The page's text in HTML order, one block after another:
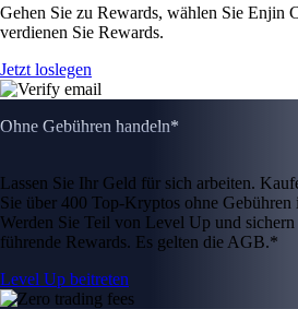
Gehen Sie zu Rewards, wählen Sie Enjin
verdienen Sie Rewards.
Jetzt loslegen
Ohne Gebühren handeln*
Lassen Sie Ihr Geld für sich arbeiten.
Sie über 400 Top-Kryptos ohne
Werden Sie Teil von Level Up und
führende Rewards. Es gelten die AGB.*
Level Up beitreten